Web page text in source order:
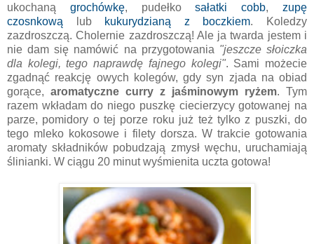
ukochaną grochówkę, pudełkosałatki cobb,zupę
czosnkową lub kukurydzianą z boczkiem. Koledzy
zazdroszczą. Cholernie zazdroszczą! Ale ja twarda jestem i
nie dam się namówić na przygotowania "jeszcze słoiczka
dla kolegi, tego naprawdę fajnego kolegi". Sami możecie
zgadnąć reakcję owych kolegów, gdy syn zjada na obiad
gorące, aromatyczne curry z jaśminowym ryżem. Tym
razem wkładam do niego puszkę ciecierzycy gotowanej na
parze, pomidory o tej porze roku już też tylko z puszki, do
tego mleko kokosowe i filety dorsza. W trakcie gotowania
aromaty składników pobudzają zmysł węchu, uruchamiają
ślinianki. W ciągu 20 minut wyśmienita uczta gotowa!